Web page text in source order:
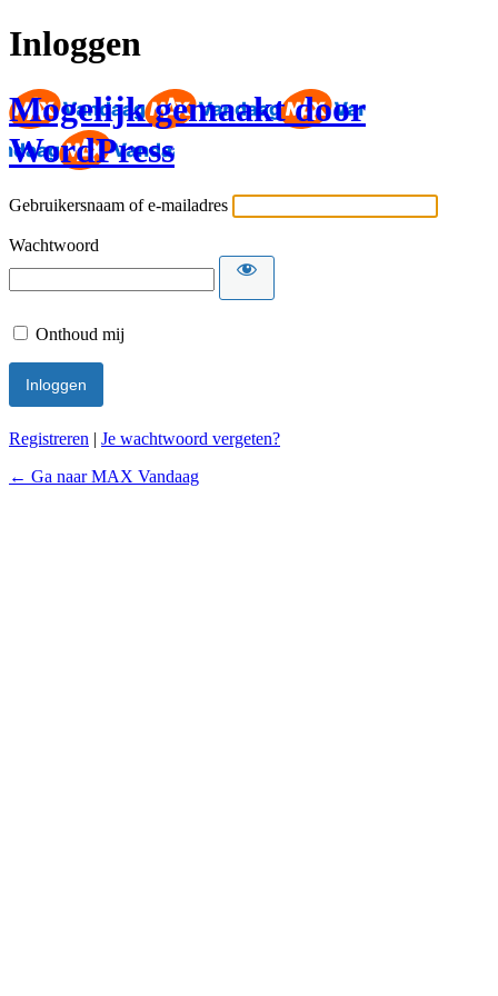
Inloggen
Mogelijk gemaakt door
WordPress
Gebruikersnaam of e-mailadres
Wachtwoord
Onthoud mij
Registreren | Je wachtwoord vergeten?
← Ga naar MAX Vandaag